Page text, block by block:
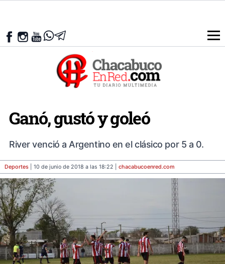
Ganó, gustó y goleó
River venció a Argentino en el clásico por 5 a 0.
Deportes | 10 de junio de 2018 a las 18:22 | chacabucoenred.com